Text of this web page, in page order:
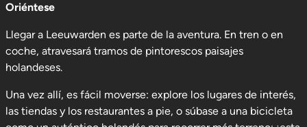
Oriéntese
Llegar a Leeuwarden es parte de la aventura. En tren o en
coche, atravesará tramos de pintorescos paisajes
holandeses.
Una vez allí, es fácil moverse: explore los lugares de interés,
las tiendas y los restaurantes a pie, o súbase a una bicicleta